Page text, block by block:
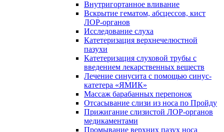
Внутригортанное вливание
Вскрытие гематом, абсцессов, кист
ЛОР-органов
Исследование слуха
Катетеризация верхнечелюстной
пазухи
Катетеризация слуховой трубы с
введением лекарственных веществ
Лечение синусита с помощью синус-
катетера «ЯМИК»
Массаж барабанных перепонок
Отсасывание слизи из носа по Пройду
Прижигание слизистой ЛОР-органов
медикаментами
Промывание верхних пазух носа